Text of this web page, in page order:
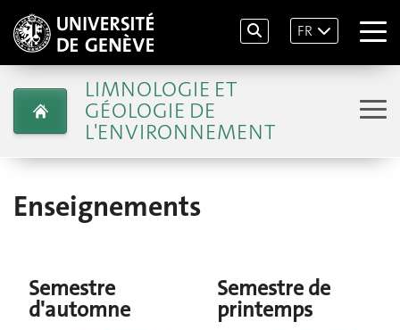
FR
LIMNOLOGIE ET
GÉOLOGIE DE
L'ENVIRONNEMENT
Enseignements
Semestre
d'automne
Semestre de
printemps